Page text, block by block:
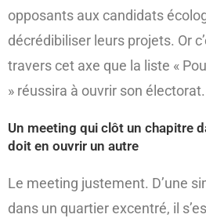
opposants aux candidats
décrédibiliser leurs projets. Or
travers cet axe que la liste «
» réussira à ouvrir son électorat.
Un meeting qui clôt un chapitre
doit en ouvrir un autre
Le meeting justement. D’une
dans un quartier excentré, il